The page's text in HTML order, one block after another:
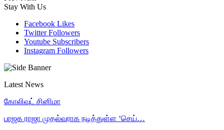
Stay With Us
Facebook Likes
Twitter Followers
Youtube Subscribers
Instagram Followers
Latest News
கோலிவுட் சினிமா
பாஜக ராஜா முதல்வராக நடித்துள்ள ‘செய்…